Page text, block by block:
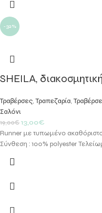
-32%
SHEILA,
Τραβέρσες, Τραπεζαρία,
Σαλόνι
19,00€ 13,00€
Runner με τυπωμένο
Σύνθεση : 100% polyester